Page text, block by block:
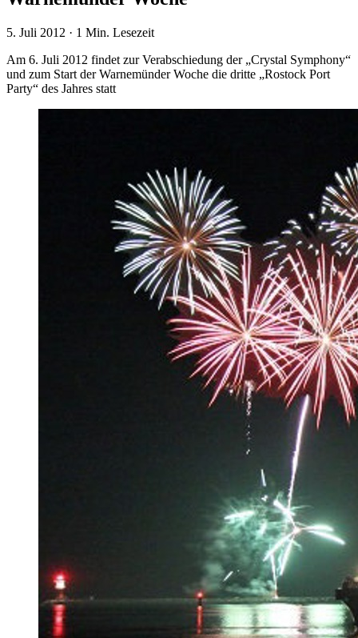
5. Juli 2012 · 1 Min. Lesezeit
Am 6. Juli 2012 findet zur Verabschiedung der „Crystal Symphony“
und zum Start der Warnemünder Woche die dritte „Rostock Port
Party“ des Jahres statt